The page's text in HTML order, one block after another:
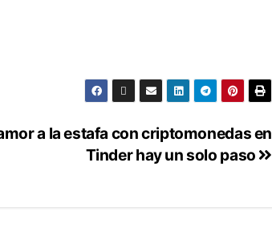
a la estafa con criptomonedas en
Tinder hay un solo paso